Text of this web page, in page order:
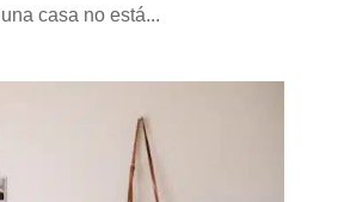
casa no está...